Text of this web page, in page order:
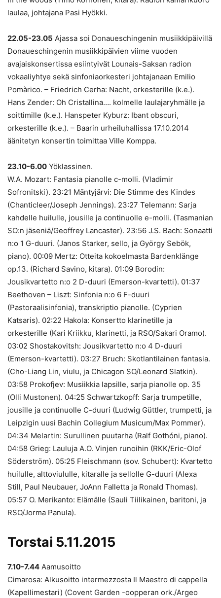
laulaa, johtajana Pasi Hyökki.
22.05-23.05 Ajassa soi Donaueschingenin musiikkipäivillä
Donaueschingenin musiikkipäivien viime vuoden
avajaiskonsertissa esiintyivät Lounais-Saksan radion
vokaaliyhtye sekä sinfoniaorkesteri johtajanaan Emilio
Pomàrico. – Friedrich Cerha: Nacht, orkesterille (k.e.).
Hans Zender: Oh Cristallina…. kolmelle laulajaryhmälle ja
soittimille (k.e.). Hanspeter Kyburz: Ibant obscuri,
orkesterille (k.e.). – Baarin urheiluhallissa 17.10.2014
äänitetyn konsertin toimittaa Ville Komppa.
23.10-6.00 Yöklassinen.
W.A. Mozart: Fantasia pianolle c-molli. (Vladimir
Sofronitski). 23:21 Mäntyjärvi: Die Stimme des Kindes
(Chanticleer/Joseph Jennings). 23:27 Telemann: Sarja
kahdelle huilulle, jousille ja continuolle e-molli. (Tasmanian
SO:n jäseniä/Geoffrey Lancaster). 23:56 J.S. Bach: Sonaatti
n:o 1 G-duuri. (Janos Starker, sello, ja György Sebök,
piano). 00:09 Mertz: Otteita kokoelmasta Bardenklänge
op.13. (Richard Savino, kitara). 01:09 Borodin:
Jousikvartetto n:o 2 D-duuri (Emerson-kvartetti). 01:37
Beethoven – Liszt: Sinfonia n:o 6 F-duuri
(Pastoraalisinfonia), transkriptio pianolle. (Cyprien
Katsaris). 02:22 Hakola: Konsertto klarinetille ja
orkesterille (Kari Kriikku, klarinetti, ja RSO/Sakari Oramo).
03:02 Shostakovitsh: Jousikvartetto n:o 4 D-duuri
(Emerson-kvartetti). 03:27 Bruch: Skotlantilainen fantasia.
(Cho-Liang Lin, viulu, ja Chicagon SO/Leonard Slatkin).
03:58 Prokofjev: Musiikkia lapsille, sarja pianolle op. 35
(Olli Mustonen). 04:25 Schwartzkopff: Sarja trumpetille,
jousille ja continuolle C-duuri (Ludwig Güttler, trumpetti, ja
Leipzigin uusi Bachin Collegium Musicum/Max Pommer).
04:34 Melartin: Surullinen puutarha (Ralf Gothóni, piano).
04:58 Grieg: Lauluja A.O. Vinjen runoihin (RKK/Eric-Olof
Söderström). 05:25 Fleischmann (sov. Schubert): Kvartetto
huilulle, alttoviululle, kitaralle ja sellolle G-duuri (Alexa
Still, Paul Neubauer, JoAnn Falletta ja Ronald Thomas).
05:57 O. Merikanto: Elämälle (Sauli Tiilikainen, baritoni, ja
RSO/Jorma Panula).
Torstai 5.11.2015
7.10-7.44 Aamusoitto
Cimarosa: Alkusoitto intermezzosta Il Maestro di cappella
(Kapellimestari) (Covent Garden -oopperan ork./Argeo